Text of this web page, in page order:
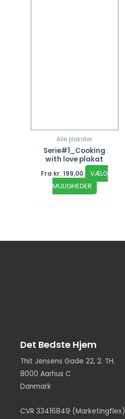
Alle plakater
Serie#1_Cooking
with love plakat
Fra kr.199,00
VÆLG
MULIGHEDER
Det Bedste Hjem
Thit Jensens Gade 22, 2. TH.
8000 Aarhus C
Danmark
CVR 33416849 (Marketingflex)